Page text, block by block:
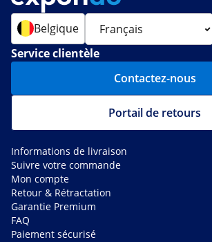
Belgique
Service clientèle
Contactez-nous
Portail de retours
Informations de livraison
Suivre votre commande
Mon compte
Retour & Rétractation
Garantie Premium
FAQ
Paiement sécurisé